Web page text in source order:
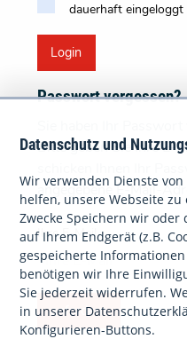
dauerhaft eingeloggt
Login
Passwort vergessen?
Bitte geben Sie Ihre E-
angegebene E-Mail-
Ihre E-Mail
anfordern
Datenschutz und
Wir verwenden Dienste
helfen, unsere Webseite
Zwecke Speichern wir
auf Ihrem Endgerät (z.B.
gespeicherte
benötigen wir Ihre
Sie jederzeit widerrufen.
in unserer
Konfigurieren-Buttons.